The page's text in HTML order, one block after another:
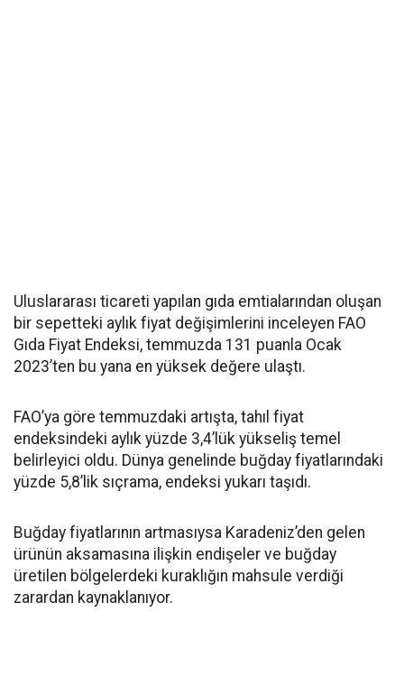
Uluslararası ticareti yapılan gıda emtialarından oluşan
bir sepetteki aylık fiyat değişimlerini inceleyen FAO
Gıda Fiyat Endeksi, temmuzda 131 puanla Ocak
2023’ten bu yana en yüksek değere ulaştı.
FAO’ya göre temmuzdaki artışta, tahıl fiyat
endeksindeki aylık yüzde 3,4’lük yükseliş temel
belirleyici oldu. Dünya genelinde buğday fiyatlarındaki
yüzde 5,8’lik sıçrama, endeksi yukarı taşıdı.
Buğday fiyatlarının artmasıysa Karadeniz’den gelen
ürünün aksamasına ilişkin endişeler ve buğday
üretilen bölgelerdeki kuraklığın mahsule verdiği
zarardan kaynaklanıyor.